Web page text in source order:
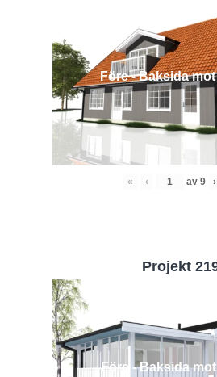
Före - Baksida
« ‹ av 9 ›
Projekt
Före - Baksida